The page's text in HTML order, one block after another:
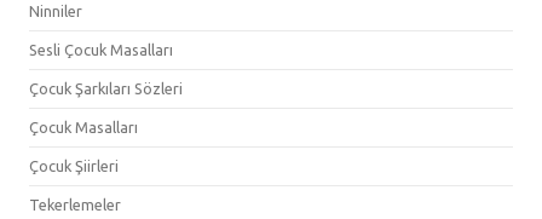
Ninniler
Sesli Çocuk Masalları
Çocuk Şarkıları Sözleri
Çocuk Masalları
Çocuk Şiirleri
Tekerlemeler